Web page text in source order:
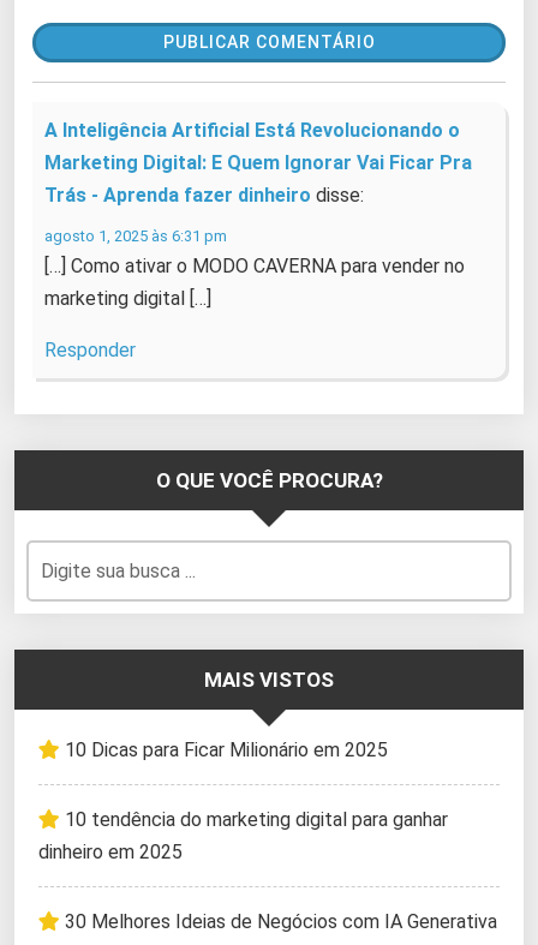
A Inteligência Artificial Está Revolucionando o
Marketing Digital: E Quem Ignorar Vai Ficar Pra
Trás - Aprenda fazer dinheiro disse:
agosto 1, 2025 às 6:31 pm
[…] Como ativar o MODO CAVERNA para vender no
marketing digital […]
Responder
O QUE VOCÊ PROCURA?
MAIS VISTOS
10 Dicas para Ficar Milionário em 2025
10 tendência do marketing digital para ganhar
dinheiro em 2025
30 Melhores Ideias de Negócios com IA Generativa